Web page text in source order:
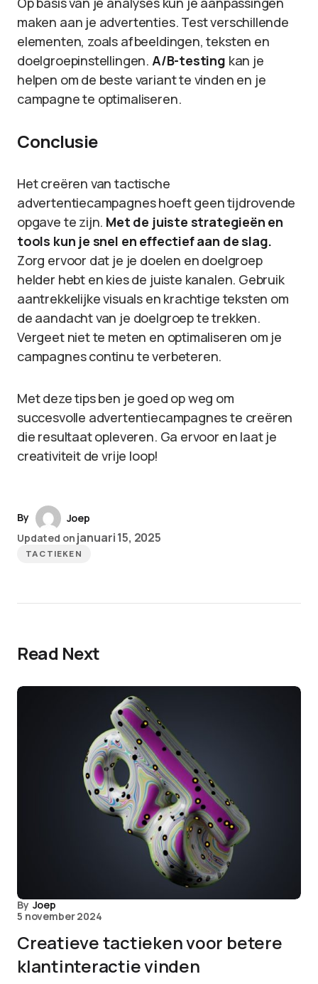
maken aan je advertenties. Test verschillende
elementen, zoals afbeeldingen, teksten en
doelgroepinstellingen. A/B-testing kan je
helpen om de beste variant te vinden en je
campagne te optimaliseren.
Conclusie
Het creëren van tactische
advertentiecampagnes hoeft geen tijdrovende
opgave te zijn. Met de juiste strategieën en
tools kun je snel en effectief aan de slag.
Zorg ervoor dat je je doelen en doelgroep
helder hebt en kies de juiste kanalen. Gebruik
aantrekkelijke visuals en krachtige teksten om
de aandacht van je doelgroep te trekken.
Vergeet niet te meten en optimaliseren om je
campagnes continu te verbeteren.
Met deze tips ben je goed op weg om
succesvolle advertentiecampagnes te creëren
die resultaat opleveren. Ga ervoor en laat je
creativiteit de vrije loop!
By
Joep
Updated on januari 15, 2025
TACTIEKEN
Read Next
By Joep
5 november 2024
Creatieve tactieken voor betere
klantinteractie vinden